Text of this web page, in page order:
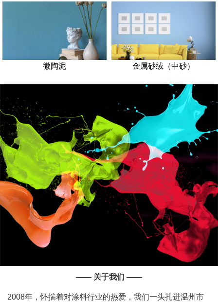
微陶泥 金属砂绒（中砂）
—— 关于我们 ——
2008年，怀揣着对涂料行业的热爱，我们一头扎进温州市